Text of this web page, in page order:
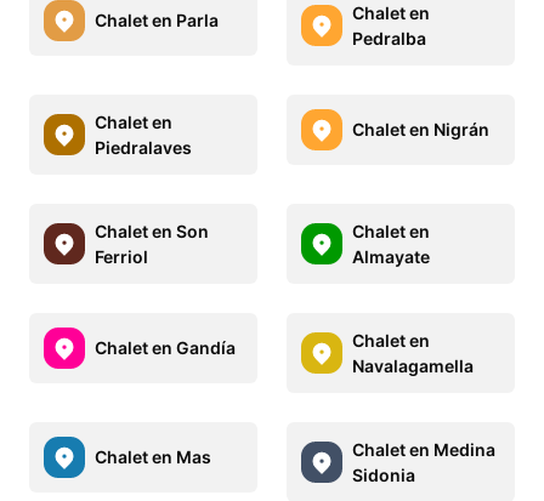
Chalet en Parla
Chalet en
Pedralba
Chalet en
Piedralaves
Chalet en Nigrán
Chalet en Son
Ferriol
Chalet en
Almayate
Chalet en Gandía
Chalet en
Navalagamella
Chalet en Mas
Chalet en Medina
Sidonia